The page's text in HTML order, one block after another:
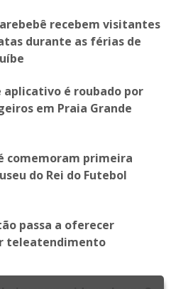
recebem visitantes
durante as férias de
é roubado por
em Praia Grande
comemoram primeira
do Rei do Futebol
passa a oferecer
teleatendimento